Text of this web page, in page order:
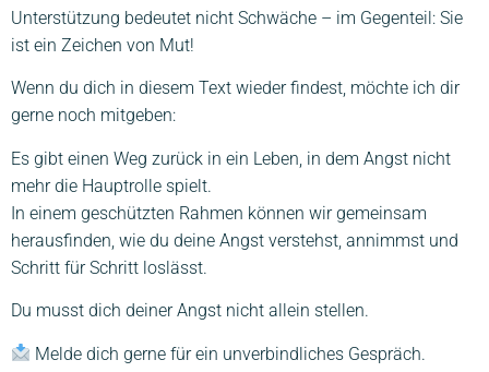
Unterstützung bedeutet nicht Schwäche – im Gegenteil: Sie
ist ein Zeichen von Mut!
Wenn du dich in diesem Text wieder findest, möchte ich dir
gerne noch mitgeben:
Es gibt einen Weg zurück in ein Leben, in dem Angst nicht
mehr die Hauptrolle spielt.
In einem geschützten Rahmen können wir gemeinsam
herausfinden, wie du deine Angst verstehst, annimmst und
Schritt für Schritt loslässt.
Du musst dich deiner Angst nicht allein stellen.
Melde dich gerne für ein unverbindliches Gespräch.